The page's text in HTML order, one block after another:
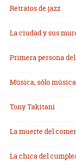
Retratos de jazz
La ciudad y sus
Primera persona
Música, sólo música
Tony Takitani
La muerte del
La chica del